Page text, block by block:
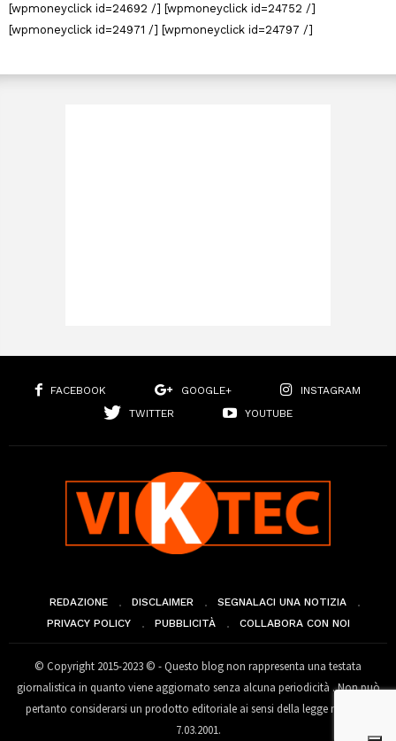
[wpmoneyclick id=24692 /] [wpmoneyclick id=24752 /]
[wpmoneyclick id=24971 /] [wpmoneyclick id=24797 /]
FACEBOOK GOOGLE+
INSTAGRAM
TWITTER
YOUTUBE
REDAZIONE DISCLAIMER
SEGNALACI UNA NOTIZIA
PRIVACY POLICY
PUBBLICITÀ COLLABORA CON NOI
© Copyright 2015-2023 © - Questo blog non rappresenta una testata
giornalistica in quanto viene aggiornato senza alcuna periodicità . Non può
pertanto considerarsi un prodotto editoriale ai sensi della legge n° 62 del
7.03.2001.